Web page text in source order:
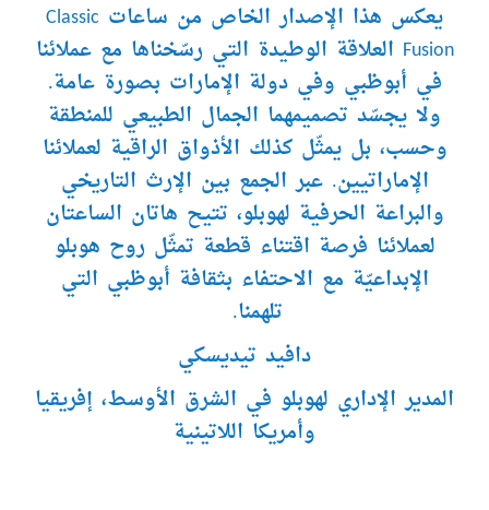
يعكس هذا الإصدار الخاص من ساعات Classic
Fusion العلاقة الوطيدة التي رسّخناها مع عملائنا
في أبوظبي وفي دولة الإمارات بصورة عامة.
ولا يجسّد تصميمهما الجمال الطبيعي للمنطقة
وحسب، بل يمثّل كذلك الأذواق الراقية لعملائنا
الإماراتيين. عبر الجمع بين الإرث التاريخي
والبراعة الحرفية لهوبلو، تتيح هاتان الساعتان
لعملائنا فرصة اقتناء قطعة تمثّل روح هوبلو
الإبداعيّة مع الاحتفاء بثقافة أبوظبي التي
تلهمنا.
دافيد تيديسكي
المدير الإداري لهوبلو في الشرق الأوسط، إفريقيا
وأمريكا اللاتينية